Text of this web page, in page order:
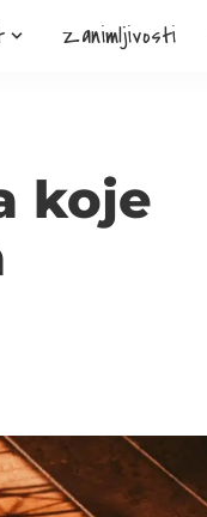
Zanimljivosti
koje